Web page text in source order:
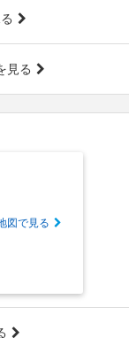
見る
図で見る